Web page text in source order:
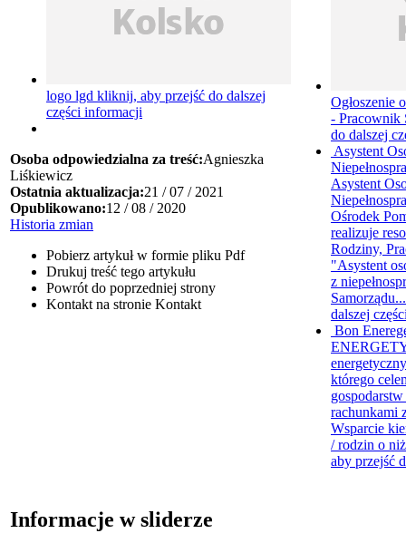
logo lgd kliknij, aby przejść do dalszej
części informacji
Osoba odpowiedzialna za treść:Agnieszka
Liśkiewicz
Ostatnia aktualizacja:21 / 07 / 2021
Opublikowano:12 / 08 / 2020
Historia zmian
Pobierz artykuł w formie pliku Pdf
Drukuj treść tego artykułu
Powrót do poprzedniej strony
Kontakt na stronie Kontakt
Ogłoszenie
- Pracownik
do dalszej
Asystent
Asystent
Ośrodek
realizuje
Rodziny,
"Asystent
z
dalszej
Bon
którego
rachunkami
Wsparcie
/ rodzin o
aby przejść
Informacje w sliderze